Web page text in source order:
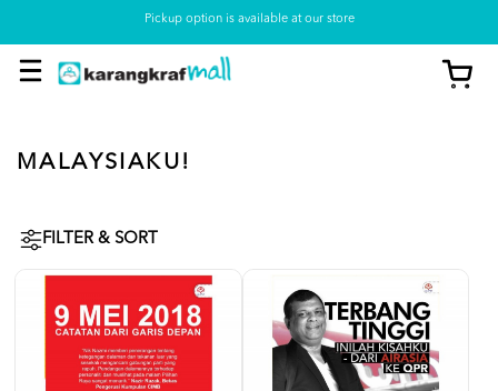
Pickup option is available at our store
MALAYSIAKU!
FILTER & SORT